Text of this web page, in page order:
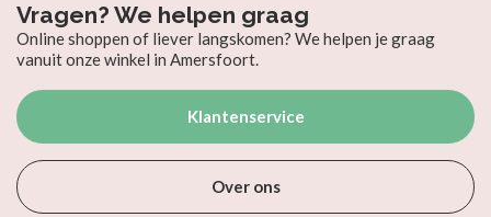
Vragen? We helpen graag
Online shoppen of liever langskomen? We helpen je graag
vanuit onze winkel in Amersfoort.
Klantenservice
Over ons